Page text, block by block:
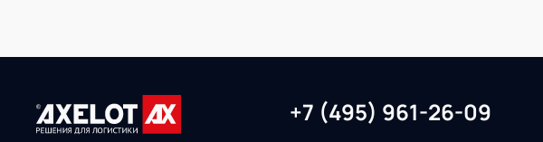
+7 (495) 961-26-09